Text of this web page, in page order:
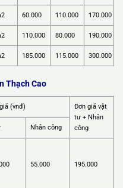
60.000 110.000 170.000
110.000 80.000 190.000
185.000 115.000 300.000
Thạch Cao
(vnđ)
Đơn giá vật
tư + Nhân
công
Nhân công
55.000 195.000